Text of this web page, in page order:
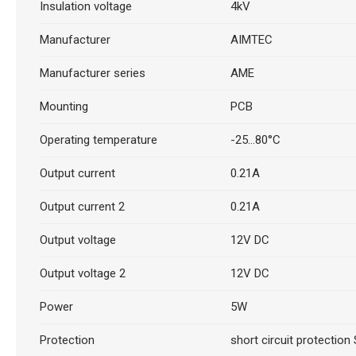
Insulation voltage 4kV
Manufacturer AIMTEC
Manufacturer series AME
Mounting PCB
Operating temperature -25...80°C
Output current 0.21A
Output current 2 0.21A
Output voltage 12V DC
Output voltage 2 12V DC
Power 5W
Protection short circuit protection